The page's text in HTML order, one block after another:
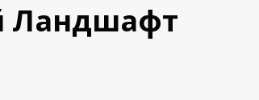
Ландшафт